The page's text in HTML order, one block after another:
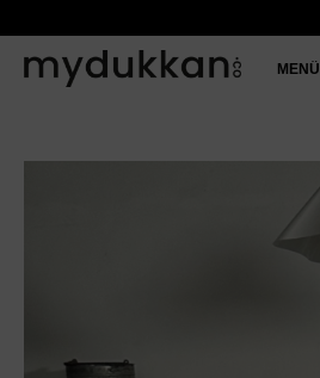
MENÜ